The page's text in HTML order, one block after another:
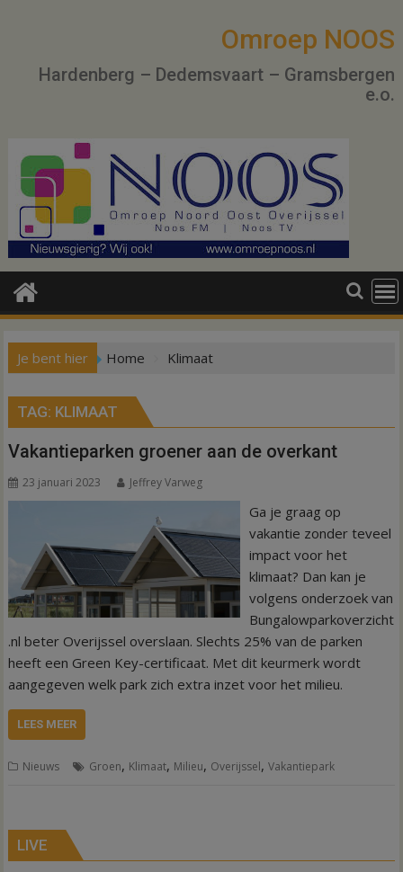
Omroep NOOS
Hardenberg – Dedemsvaart – Gramsbergen
e.o.
Je bent hier Home Klimaat
TAG: KLIMAAT
Vakantieparken groener aan de overkant
23 januari 2023 Jeffrey Varweg
Ga je graag op
vakantie zonder teveel
impact voor het
klimaat? Dan kan je
volgens onderzoek van
Bungalowparkoverzicht
.nl beter Overijssel overslaan. Slechts 25% van de parken
heeft een Green Key-certificaat. Met dit keurmerk wordt
aangegeven welk park zich extra inzet voor het milieu.
LEES MEER
Nieuws Groen, Klimaat, Milieu, Overijssel,Vakantiepark
LIVE